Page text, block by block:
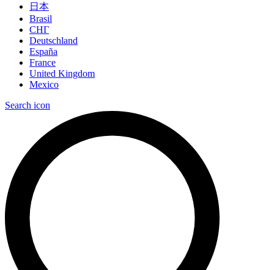
日本
Brasil
СНГ
Deutschland
España
France
United Kingdom
Mexico
Search icon